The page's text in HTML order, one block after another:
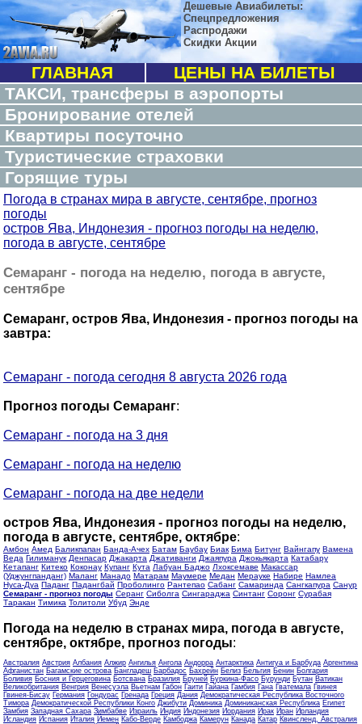
Дешевые Авиабилеты:
Спецпредложения
Распродажи
Скидки Акции
ГЛАВНАЯ
ЦЕНЫ НА БИЛЕТЫ
ТАКСИ, трансферы в аэропорты
Бронирование отелей
Квартиры посуточно
Туристические страховки
Горящие туры
Погода в странах мира в августе, сентябре, прогноз
погоды
остров Ява, Индонезия - прогноз погоды на неделю,
погода в августе, сентябре
Семаранг - погода на неделю, погода в августе,
сентябре
Семаранг, остров Ява, Индонезия - прогноз погоды на
завтра:
Семаранг - погода сегодня 8 августа 2026 года
Прогноз погоды Семаранг:
Семаранг - погода на 3 дня
Семаранг - погода на неделю
Семаранг - погода на две недели
остров Ява, Индонезия - прогноз погоды на неделю,
погода в августе, сентябре, октябре:
Амбон Амед Баликпапан Банда-Ачех Батам Баубау Биак Бима Битунг Вайнгапу Вамена
Веда Гилиманук Денпасар Джакарта Джативанги Джаяпура Джокьякарта Катабару
Кетапанг Китеко Коконау Купанг Кута Лабуан Баджо Лхоксемаве Макассар
(Уджунгпанданг) Маланг Манадо Матарам Маумере Медан Мерауке Набире Намлеа
Нуса-Дуа Паданг Падангбай Проболинго Рантепао Сабанг Самаринда Сангкапура Санур
Семаранг - прогноз погоды Серанг Сиболга Сингараджа Синтанг Соронг Сурабая
Таракан Тимика Толитоли Убуд Энде
Погода на неделю в странах мира, погода в августе,
сентябре, октябре, прогноз погоды:
Австралия Австрия Албания Алжир Ангилья Ангола Андорра Антарктика Антигуа и Барбуда Аргентина
Афганистан Багамские острова Бангладеш Барбадос Бахрейн Белиз Бельгия Бенин Болгария
Боливия Босния и Герцеговина Ботсвана Бразилия Бруней Буркина-Фасо Бурунди Бутан Ватикан
Великобритания Венгрия Венесуэла Вьетнам Габон Гаити Гайана Гамбия Гана Гватемала Гвинея
Гвинея-Бисау Германия Гондурас Гренада Греция Дания Демократическая Республика Восточного
Тимора Демократической Республики Конго Джибути Доминика Доминиканская Республика Египет
Замбия Западная Сахара Зимбабве Израиль Индия Индонезия Иордания Ирак Иран Ирландия
Исландия Испания Италия Йемен Кабо-Верде Камбоджа Камерун Канада Катар Квинсленд, Австралия